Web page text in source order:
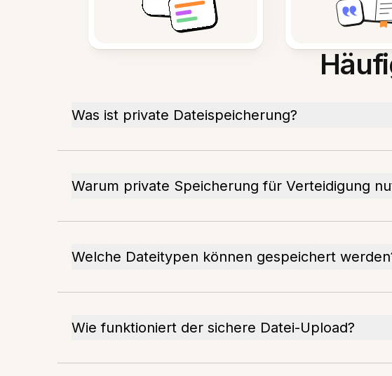
Was ist private Dateispeicherung?
Warum private Speicherung für Verteidigung
Welche Dateitypen können gespeichert
Wie funktioniert der sichere Datei-Upload?